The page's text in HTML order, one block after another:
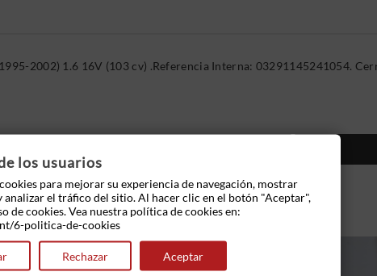
2002) 1.6 16V (103 cv) .Referencia Interna: 03291145241054.
los usuarios
para mejorar su experiencia de navegación, mostrar
el tráfico del sitio. Al hacer clic en el botón "Aceptar",
de cookies. Vea nuestra política de cookies en:
6-politica-de-cookies
Rechazar Aceptar